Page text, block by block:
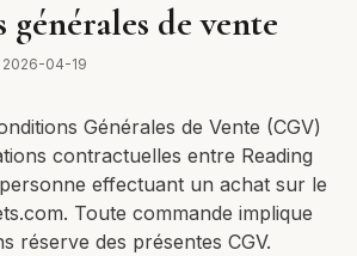
de vente
2026-04-19
Générales de Vente (CGV)
contractuelles entre Reading
effectuant un achat sur le
Toute commande implique
réserve des présentes CGV.